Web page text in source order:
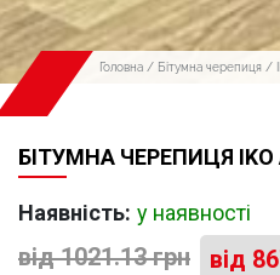
Головна / Бітумна черепиця /
БІТУМНА ЧЕРЕПИЦЯ IKO
Наявність: у наявності
від1021.13грн від